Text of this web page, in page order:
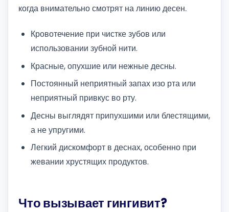
когда внимательно смотрят на линию десен.
Кровотечение при чистке зубов или
использовании зубной нити.
Красные, опухшие или нежные десны.
Постоянный неприятный запах изо рта или
неприятный привкус во рту.
Десны выглядят припухшими или блестящими,
а не упругими.
Легкий дискомфорт в деснах, особенно при
жевании хрустящих продуктов.
Что вызывает гингивит?